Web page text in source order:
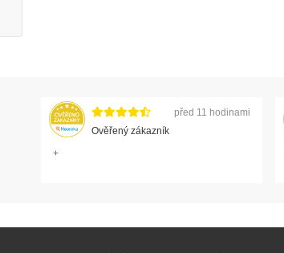
před 11 hodinami
Ověřený zákazník
+